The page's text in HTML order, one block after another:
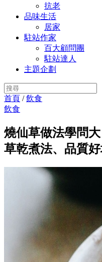
抗老
品味生活
居家
駐站作家
百大顧問團
駐站達人
主題企劃
首頁 /飲食
飲食
燒仙草做法學問
草乾煮法、品質